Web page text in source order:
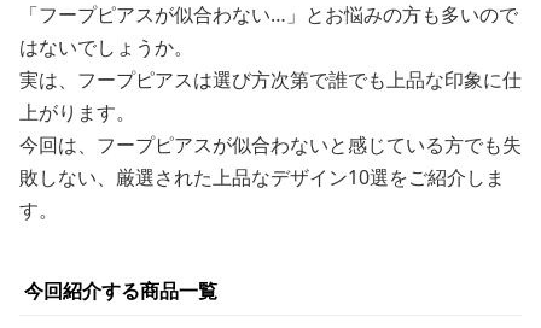
「フープピアスが似合わない…」とお悩みの方も多いので
はないでしょうか。
実は、フープピアスは選び方次第で誰でも上品な印象に仕
上がります。
今回は、フープピアスが似合わないと感じている方でも失
敗しない、厳選された上品なデザイン10選をご紹介しま
す。
今回紹介する商品一覧